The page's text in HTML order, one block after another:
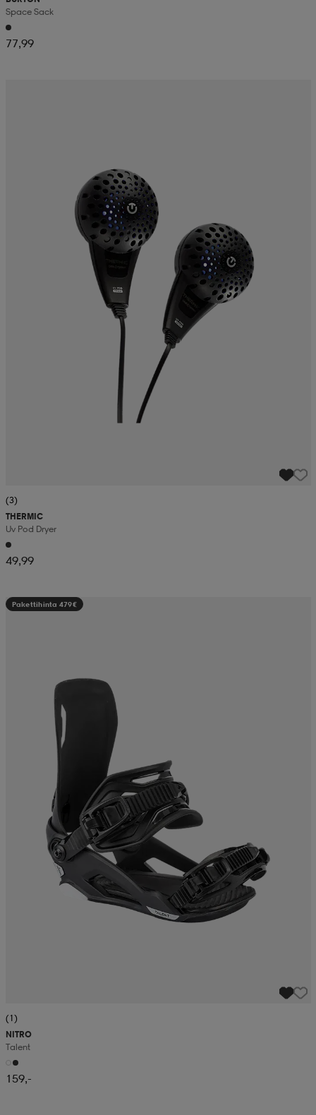
Space Sack
77,99
(3)
THERMIC
Uv Pod Dryer
49,99
Pakettihinta 479€
(1)
NITRO
Talent
159,-